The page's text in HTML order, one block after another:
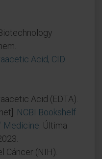
Acid, CID
Acid (EDTA).
NCBI Bookshelf
Medicine . Última
Cáncer (NIH).